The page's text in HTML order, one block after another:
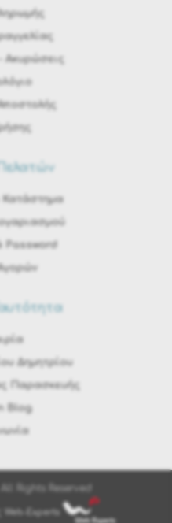
Ακυρώσεις
Κατάστημα
Δημητρίου
Παρασκευής
Blog
Rights Reserved
Web-Experts